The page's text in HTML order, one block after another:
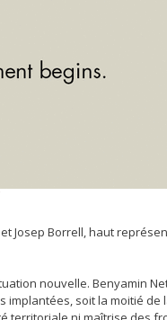
Josep Borrell, haut
nouvelle. Benyamin
soit la moitié de